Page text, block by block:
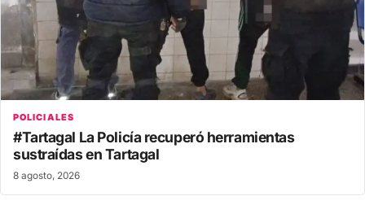
POLICIALES
#Tartagal La Policía recuperó herramientas
sustraídas en Tartagal
8 agosto, 2026